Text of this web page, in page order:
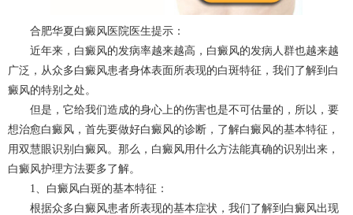
合肥华夏白癜风医院医生提示：
近年来，白癜风的发病率越来越高，白癜风的发病人群也越来越
广泛，从众多白癜风患者身体表面所表现的白斑特征，我们了解到白
癜风的特别之处。
但是，它给我们造成的身心上的伤害也是不可估量的，所以，要
想治愈白癜风，首先要做好白癜风的诊断，了解白癜风的基本特征，
用双慧眼识别白癜风。那么，白癜风用什么方法能真确的识别出来，
白癜风护理方法要多了解。
1、白癜风白斑的基本特征：
根据众多白癜风患者所表现的基本症状，我们了解到白癜风出现